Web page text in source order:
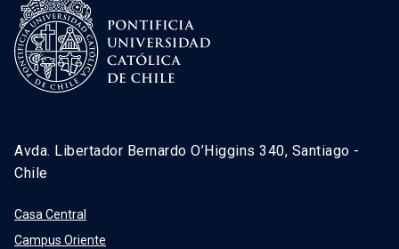
Avda. Libertador Bernardo O’Higgins 340, Santiago -
Chile
Casa Central
Campus Oriente